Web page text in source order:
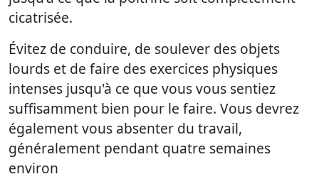
cicatrisée.
Évitez de conduire, de soulever des objets
lourds et de faire des exercices physiques
intenses jusqu'à ce que vous vous sentiez
suffisamment bien pour le faire. Vous devrez
également vous absenter du travail,
généralement pendant quatre semaines
environ